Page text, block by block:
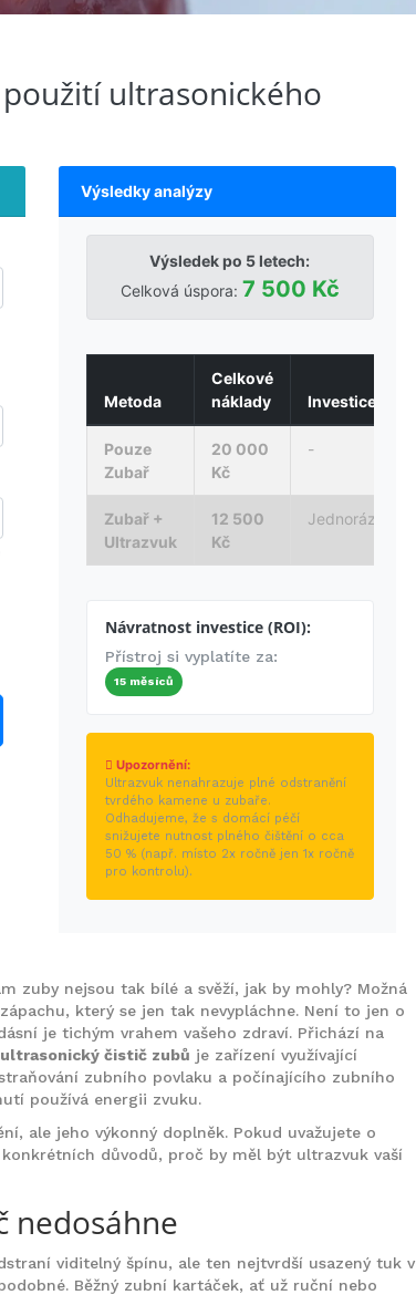
ultrasonického
Výsledky analýzy
Výsledek po 5letech:
Celková úspora: 7 500 Kč
Metoda
Celkové
náklady
Investice
Pouze
Zubař
20 000
Kč
-
Zubař +
Ultrazvuk
12 500
Kč
Jednorázová
Návratnost investice (ROI):
Přístroj si vyplatíte za:
15 měsíců
Upozornění:
Ultrazvuk nenahrazuje plné odstranění
tvrdého kamene u zubaře.
Odhadujeme, že s domácí péčí
snižujete nutnost plného čištění o cca
50 % (např. místo 2x ročně jen 1x ročně
pro kontrolu).
zuby nejsou tak bílé a svěží, jak by mohly? Možná
který se jen tak nevypláchne. Není to jen o
je tichým vrahem vašeho zdraví. Přichází na
ultrasonický čistič zubů je zařízení využívající
zubního povlaku a počínajícího zubního
používá energii zvuku.
ale jeho výkonný doplněk. Pokud uvažujete o
důvodů, proč by měl být ultrazvuk vaší
nedosáhne
viditelný špínu, ale ten nejtvrdší usazený tuk v
Běžný zubní kartáček, ať už ruční nebo